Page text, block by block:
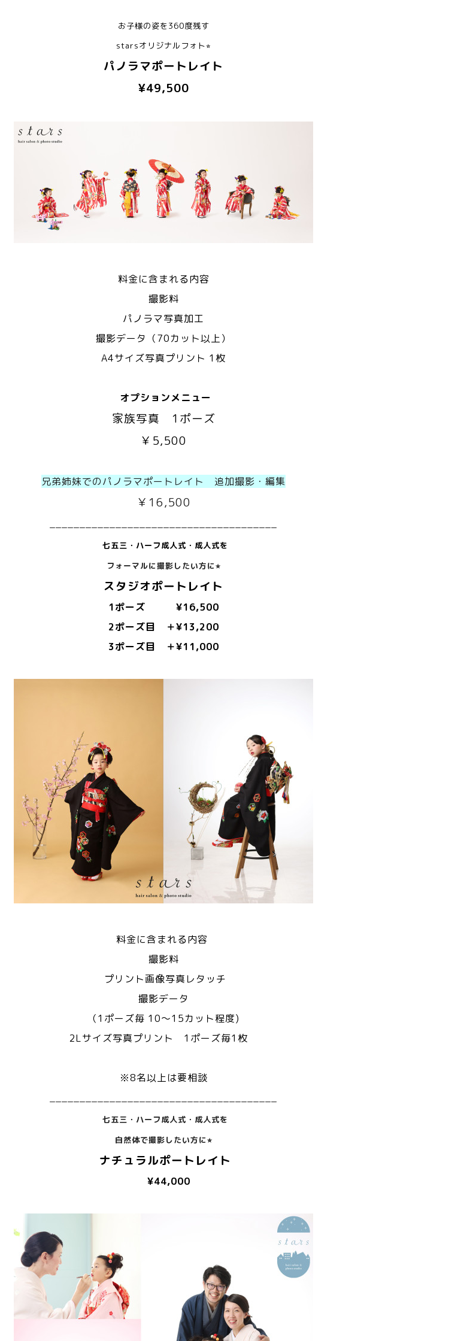
お子様の姿を360度残す
starsオリジナルフォト⭐︎
パノラマポートレイト
¥49,500
料金に含まれる内容
撮影料
パノラマ写真加工
撮影データ（70カット以上）
A4サイズ写真プリント 1枚
オプションメニュー
家族写真 1ポーズ
￥5,500
兄弟姉妹でのパノラマポートレイト 追加撮影・編集
￥16,500
七五三・ハーフ成人式・成人式を
フォーマルに撮影したい方に⭐︎
スタジオポートレイト
1ポーズ ¥16,500
2ポーズ目 ＋¥13,200
3ポーズ目 ＋¥11,000
料金に含まれる内容
撮影料
プリント画像写真レタッチ
撮影データ
（1ポーズ毎 10〜15カット程度)
2Lサイズ写真プリント 1ポーズ毎1枚
※8名以上は要相談
七五三・ハーフ成人式・成人式を
自然体で撮影したい方に⭐︎
ナチュラルポートレイト
¥44,000